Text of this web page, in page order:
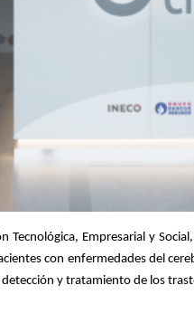
Tecnológica, Empresarial y
con enfermedades del
y tratamiento de los